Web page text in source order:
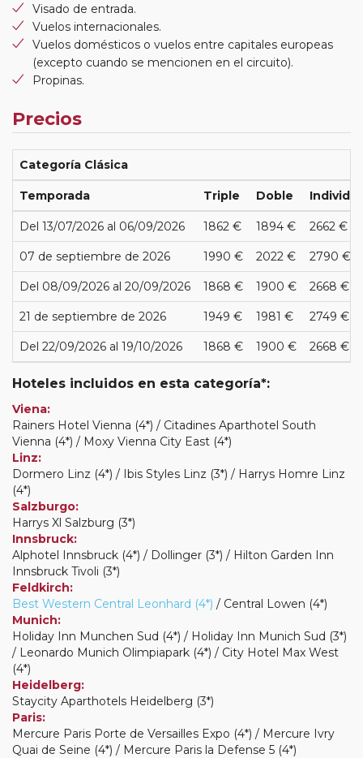
Visado de entrada.
Vuelos internacionales.
Vuelos domésticos o vuelos entre capitales europeas
(excepto cuando se mencionen en el circuito).
Propinas.
Precios
Categoría Clásica
Temporada Triple Doble
Del 13/07/2026 al 06/09/2026 1862 € 1894 € 2662 €
07 de septiembre de 2026 1990 € 2022 € 2790 €
Del 08/09/2026 al 20/09/2026 1868 € 1900 € 2668 €
21 de septiembre de 2026 1949 € 1981 € 2749 €
Del 22/09/2026 al 19/10/2026 1868 € 1900 € 2668 €
Hoteles incluidos en esta categoría*:
Viena:
Rainers Hotel Vienna (4*) / Citadines Aparthotel South
Vienna (4*) / Moxy Vienna City East (4*)
Linz:
Dormero Linz (4*) / Ibis Styles Linz (3*) / Harrys Homre Linz
(4*)
Salzburgo:
Harrys Xl Salzburg (3*)
Innsbruck:
Alphotel Innsbruck (4*) / Dollinger (3*) / Hilton Garden Inn
Innsbruck Tivoli (3*)
Feldkirch:
Best Western Central Leonhard (4*) / Central Lowen (4*)
Munich:
Holiday Inn Munchen Sud (4*) / Holiday Inn Munich Sud (3*)
/ Leonardo Munich Olimpiapark (4*) / City Hotel Max West
(4*)
Heidelberg:
Staycity Aparthotels Heidelberg (3*)
Paris:
Mercure Paris Porte de Versailles Expo (4*) / Mercure Ivry
Quai de Seine (4*) / Mercure Paris la Defense 5 (4*)